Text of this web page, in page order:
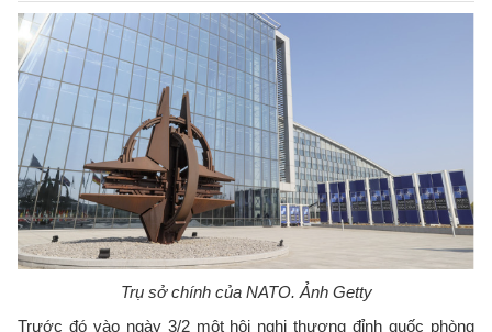
Trụ sở chính của NATO. Ảnh Getty
Trước đó vào ngày 3/2 một hội nghị thượng đỉnh quốc phòng